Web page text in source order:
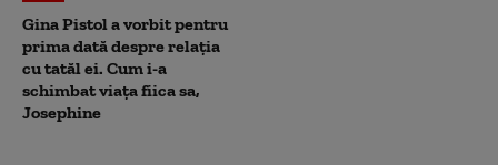
Gina Pistol a vorbit pentru
prima dată despre relația
cu tatăl ei. Cum i-a
schimbat viața fiica sa,
Josephine